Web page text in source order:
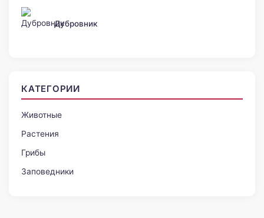
Дубровник
КАТЕГОРИИ
Животные
Растения
Грибы
Заповедники